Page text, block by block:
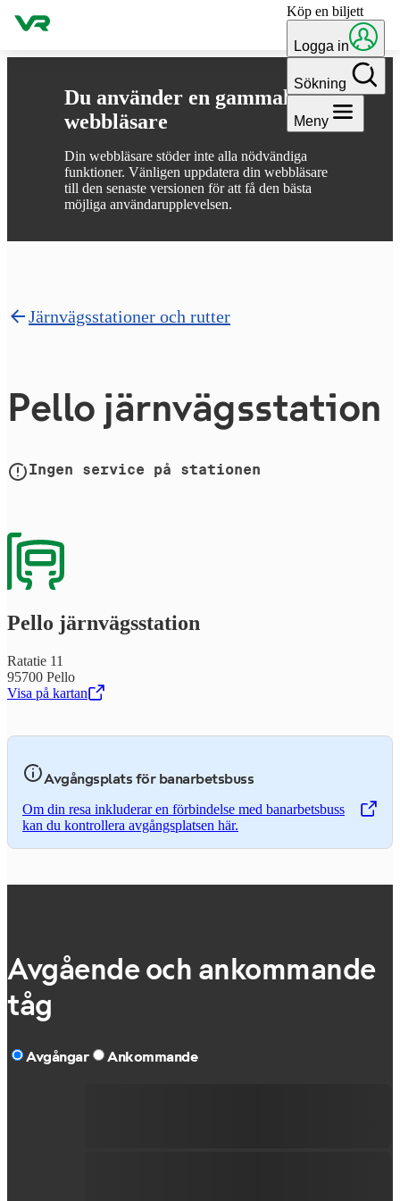
Du använder en gammal
webbläsare
Din webbläsare stöder inte alla nödvändiga
funktioner. Vänligen uppdatera din webbläsare
till den senaste versionen för att få den bästa
möjliga användarupplevelsen.
Gå till innehållet Köp en biljett
Logga in
Sökning
Meny
Järnvägsstationer och rutter
Pello järn­vägs­sta­tion
Ingen service på stationen
Pello järn­vägs­sta­tion
Ratatie 11
95700 Pello
Visa på kartan
,Öppnas i en ny flik
Avgångsplats för banarbetsbuss
Om din resa inkluderar en förbindelse med banarbetsbuss
kan du kontrollera avgångsplatsen här.
,Öppnas i en ny flik
Avgående och ankommande
tåg
Avgångar Ankommande